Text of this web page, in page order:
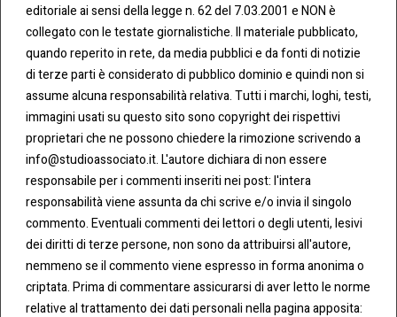
editoriale ai sensi della legge n. 62 del 7.03.2001 e NON è
collegato con le testate giornalistiche. Il materiale pubblicato,
quando reperito in rete, da media pubblici e da fonti di notizie
di terze parti è considerato di pubblico dominio e quindi non si
assume alcuna responsabilità relativa. Tutti i marchi, loghi, testi,
immagini usati su questo sito sono copyright dei rispettivi
proprietari che ne possono chiedere la rimozione scrivendo a
info@studioassociato.it. L'autore dichiara di non essere
responsabile per i commenti inseriti nei post: l'intera
responsabilità viene assunta da chi scrive e/o invia il singolo
commento. Eventuali commenti dei lettori o degli utenti, lesivi
dei diritti di terze persone, non sono da attribuirsi all'autore,
nemmeno se il commento viene espresso in forma anonima o
criptata. Prima di commentare assicurarsi di aver letto le norme
relative al trattamento dei dati personali nella pagina apposita:
CONT
ATTI
Tel:
0283438.482
0283438.483
info@studioassociato.it
Via
Pisani,
COOKI
E &
PRIVA
CY
Cookie
Policy
Privacy
Policy